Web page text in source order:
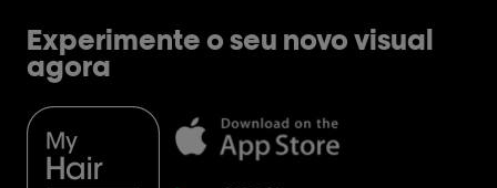
Experimente o seu novo visual
agora